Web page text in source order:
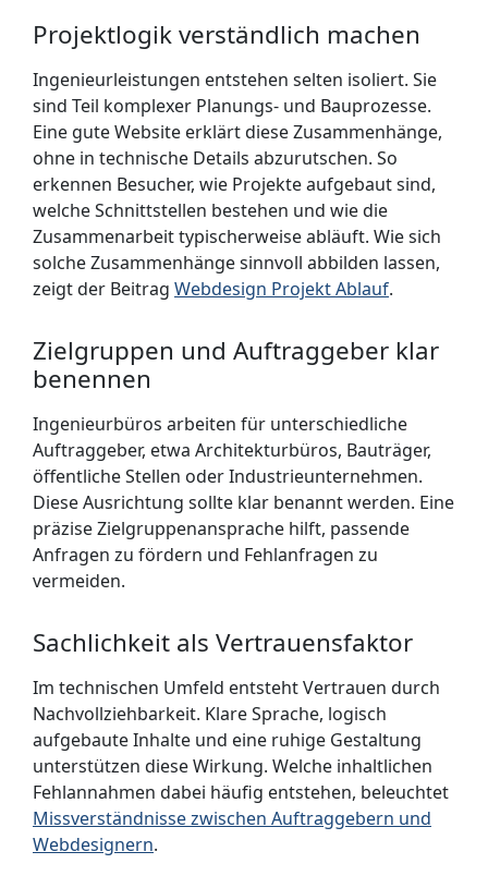
Projektlogik verständlich machen
Ingenieurleistungen entstehen selten isoliert. Sie
sind Teil komplexer Planungs- und Bauprozesse.
Eine gute Website erklärt diese Zusammenhänge,
ohne in technische Details abzurutschen. So
erkennen Besucher, wie Projekte aufgebaut sind,
welche Schnittstellen bestehen und wie die
Zusammenarbeit typischerweise abläuft. Wie sich
solche Zusammenhänge sinnvoll abbilden lassen,
zeigt der Beitrag Webdesign Projekt Ablauf.
Zielgruppen und Auftraggeber klar
benennen
Ingenieurbüros arbeiten für unterschiedliche
Auftraggeber, etwa Architekturbüros, Bauträger,
öffentliche Stellen oder Industrieunternehmen.
Diese Ausrichtung sollte klar benannt werden. Eine
präzise Zielgruppenansprache hilft, passende
Anfragen zu fördern und Fehlanfragen zu
vermeiden.
Sachlichkeit als Vertrauensfaktor
Im technischen Umfeld entsteht Vertrauen durch
Nachvollziehbarkeit. Klare Sprache, logisch
aufgebaute Inhalte und eine ruhige Gestaltung
unterstützen diese Wirkung. Welche inhaltlichen
Fehlannahmen dabei häufig entstehen, beleuchtet
Miss­verständ­nisse zwischen Auftraggebern und
Webdesignern.